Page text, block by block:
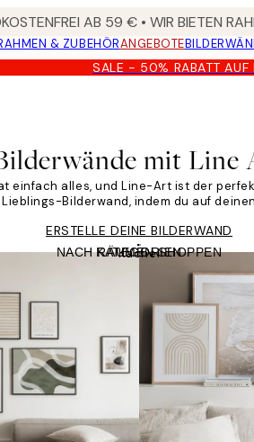
AB 59 € • WIR BIETEN
& ZUBEHÖRANGEBOTE
SALE - 50% RABATT AUF
mit Line
einfach alles, und Line-Art ist der
Bilderwand, indem du auf
ERSTELLE DEINE BILDERWAND
KATEGORIEN
Kachel
NACH RÄUMEN SHOPPEN